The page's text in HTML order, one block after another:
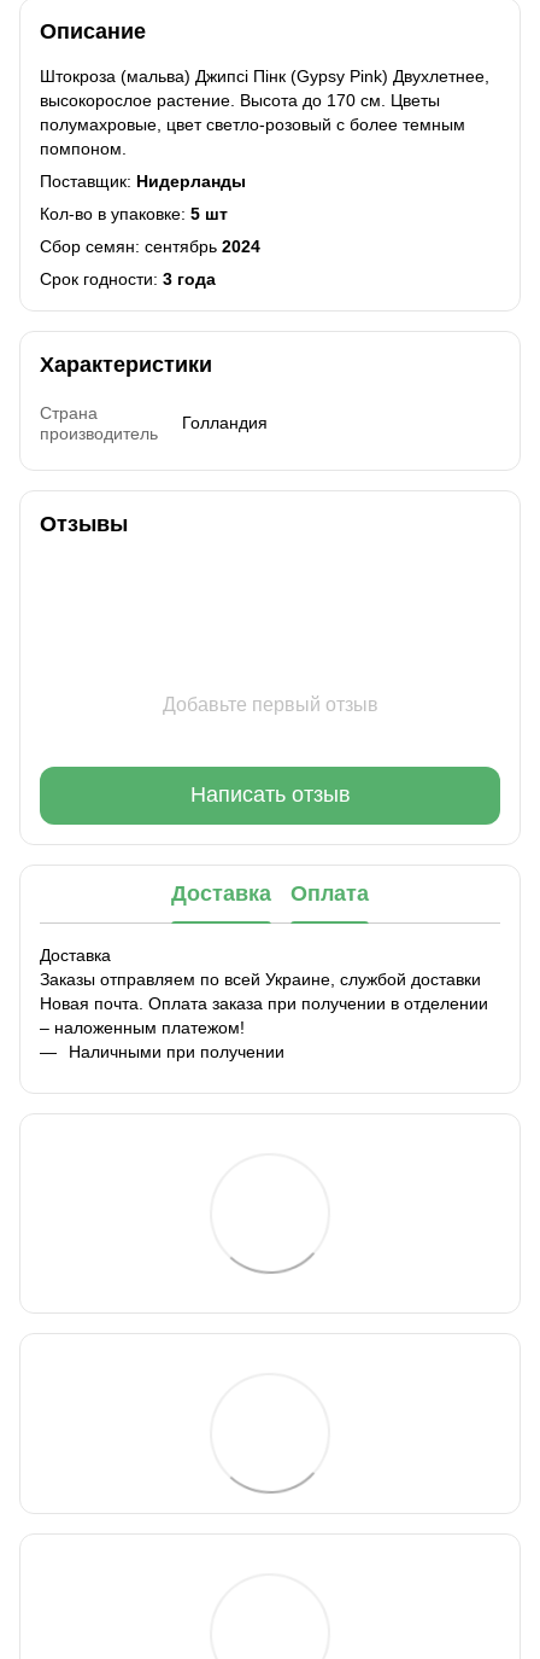
Описание
Штокроза (мальва) Джипсі Пінк (Gypsy Pink) Двухлетнее,
высокорослое растение. Высота до 170 см. Цветы
полумахровые, цвет светло-розовый с более темным
помпоном.
Поставщик: Нидерланды
Кол-во в упаковке: 5 шт
Сбор семян: сентябрь 2024
Срок годности: 3 года
Характеристики
Страна
производитель
Голландия
Отзывы
Добавьте первый отзыв
Написать отзыв
Доставка Оплата
Доставка
Заказы отправляем по всей Украине, службой доставки
Новая почта. Оплата заказа при получении в отделении
– наложенным платежом!
Наличными при получении